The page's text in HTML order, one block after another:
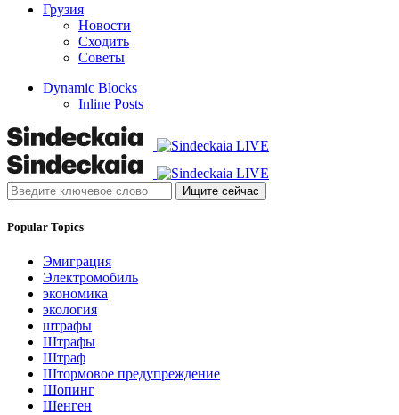
Грузия
Новости
Сходить
Советы
Dynamic Blocks
Inline Posts
Ищите сейчас
Popular Topics
Эмиграция
Электромобиль
экономика
экология
штрафы
Штрафы
Штраф
Штормовое предупреждение
Шопинг
Шенген